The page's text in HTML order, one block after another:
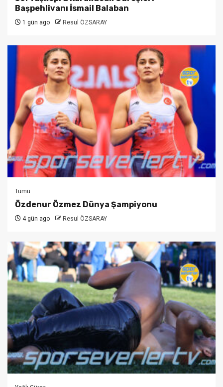
Başpehlivanı İsmail Balaban
1 gün ago Resul ÖZSARAY
Tümü
Özdenur Özmez Dünya Şampiyonu
4 gün ago Resul ÖZSARAY